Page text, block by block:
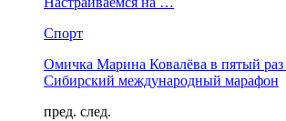
Спорт
Омичка Марина Ковалёва в пятый раз
Сибирский международный марафон
пред. след.